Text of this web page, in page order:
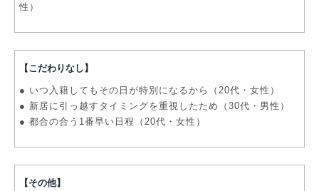
性）
【こだわりなし】
● いつ入籍してもその日が特別になるから（20代・女性）
● 新居に引っ越すタイミングを重視したため（30代・男性）
● 都合の合う1番早い日程（20代・女性）
【その他】